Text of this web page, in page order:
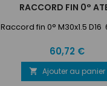
RACCORD FIN 0°
Raccord fin 0° M30x1.5 D16
Prix
60,72 €
 Ajouter au panier